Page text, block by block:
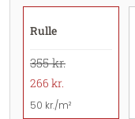
Rulle
355 kr.
266 kr.
50 kr./m²